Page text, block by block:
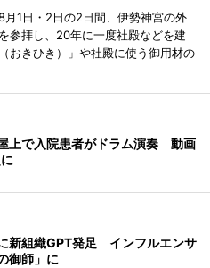
1日・2日の2日間、伊勢神宮の外
参拝し、20年に一度社殿などを建
おきひき）」や社殿に使う御用材の
上で入院患者がドラム演奏 動画
新組織GPT発足 インフルエンサ
御師」に